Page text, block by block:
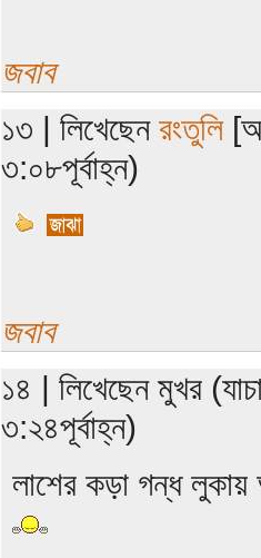
জবাব
১৩ | লিখেছেন রংতুলি
৩:০৮পূর্বাহ্ন)
জবাব
১৪ | লিখেছেন মুখর
৩:২৪পূর্বাহ্ন)
লাশের কড়া গন্ধ